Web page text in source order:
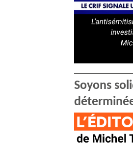
Soyons